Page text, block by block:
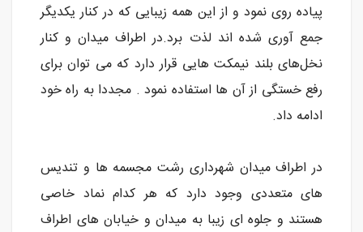
پیاده روی نمود و از این همه زیبایی که در کنار یکدیگر
جمع آوری شده اند لذت برد.در اطراف میدان و کنار
نخل‌های بلند نیمکت هایی قرار دارد که می توان برای
رفع خستگی از آن ها استفاده نمود . مجددا به راه خود
ادامه داد.
در اطراف میدان شهرداری رشت مجسمه ها و تندیس
های متعددی وجود دارد که هر کدام نماد خاصی
هستند و جلوه ای زیبا به میدان و خیابان های اطراف